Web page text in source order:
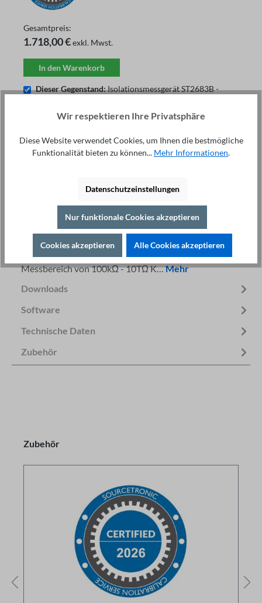
Gesamtpreis:
1.718,00 €exkl. Mwst.
In den Warenkorb
Dieser Gegenstand:Isolationsmessgerät ST2683B -
ST®METER 3.0 Messgeräte Software289,00 €
+49 421 277 9999
Beschreibung
Highlights Programmierbare Spannung: 1V - 500V
Komfortables 4,3" TFT LCD-Farb-Display Großer
Messbereich von 100kΩ - 10TΩ K…Mehr
Downloads
Software
Technische Daten
Zubehör
Zubehör
Wir respektieren Ihre Privatsphäre
Diese Website verwendet Cookies, um Ihnen die bestmögliche
Funktionalität bieten zu können... Mehr Informationen.
Datenschutzeinstellungen
Nur funktionale Cookies akzeptieren
Cookies akzeptieren Alle Cookies akzeptieren